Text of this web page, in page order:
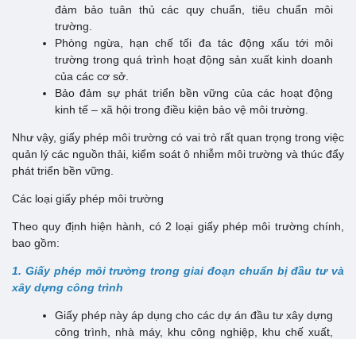
đảm bảo tuân thủ các quy chuẩn, tiêu chuẩn môi
trường.
Phòng ngừa, hạn chế tối đa tác động xấu tới môi
trường trong quá trình hoạt động sản xuất kinh doanh
của các cơ sở.
Bảo đảm sự phát triển bền vững của các hoạt động
kinh tế – xã hội trong điều kiện bảo vệ môi trường.
Như vậy, giấy phép môi trường có vai trò rất quan trọng trong việc
quản lý các nguồn thải, kiểm soát ô nhiễm môi trường và thúc đẩy
phát triển bền vững.
Các loại giấy phép môi trường
Theo quy định hiện hành, có 2 loại giấy phép môi trường chính,
bao gồm:
1. Giấy phép môi trường trong giai đoạn chuẩn bị đầu tư và
xây dựng công trình
Giấy phép này áp dụng cho các dự án đầu tư xây dựng
công trình, nhà máy, khu công nghiệp, khu chế xuất,